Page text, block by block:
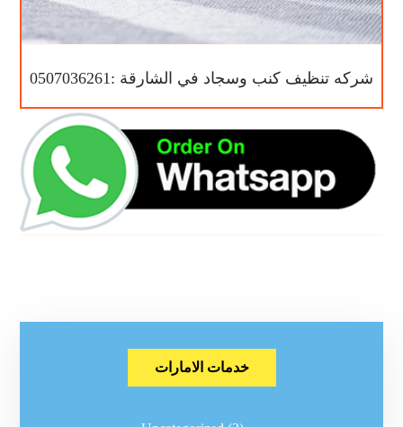
شركه تنظيف كنب وسجاد في الشارقة :0507036261
خدمات الامارات